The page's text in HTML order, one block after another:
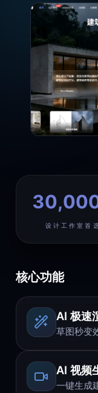
设计工作室首
核心功能
AI 极速
草图秒变
AI 视频
一键生成